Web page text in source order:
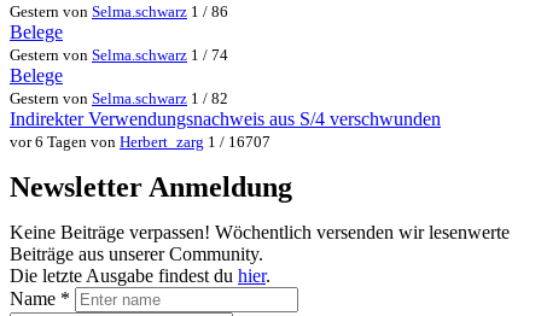
Gestern von Selma.schwarz 1 / 86
Belege
Gestern von Selma.schwarz 1 / 74
Belege
Gestern von Selma.schwarz 1 / 82
Indirekter Verwendungsnachweis aus S/4 verschwunden
vor 6 Tagen von Herbert_zarg 1 / 16707
Newsletter Anmeldung
Keine Beiträge verpassen! Wöchentlich versenden wir lesenwerte
Beiträge aus unserer Community.
Die letzte Ausgabe findest du hier.
Name *